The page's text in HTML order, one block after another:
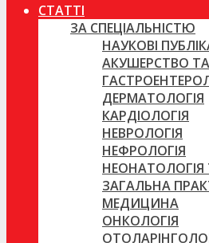
СТАТТІ
ЗА СПЕЦІАЛЬНІСТЮ
НАУКОВІ
АКУШЕРСТВО ТА
ДЕРМАТОЛОГІЯ
КАРДІОЛОГІЯ
НЕВРОЛОГІЯ
НЕФРОЛОГІЯ
НЕОНАТОЛОГІЯ
ЗАГАЛЬНА
МЕДИЦИНА
ОНКОЛОГІЯ